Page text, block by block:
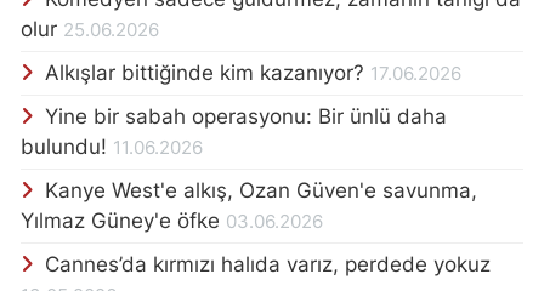
olur 25.06.2026
Alkışlar bittiğinde kim kazanıyor? 17.06.2026
Yine bir sabah operasyonu: Bir ünlü daha
bulundu! 11.06.2026
Kanye West'e alkış, Ozan Güven'e savunma,
Yılmaz Güney'e öfke 03.06.2026
Cannes’da kırmızı halıda varız, perdede yokuz